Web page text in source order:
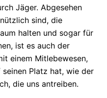
Jäger. Abgesehen
sind, die
halten und sogar für
ist es auch der
einem Mitlebewesen,
Platz hat, wie der
die uns antreiben.